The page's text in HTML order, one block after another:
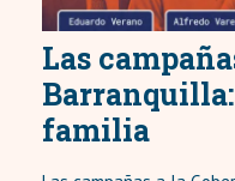
Las
familia